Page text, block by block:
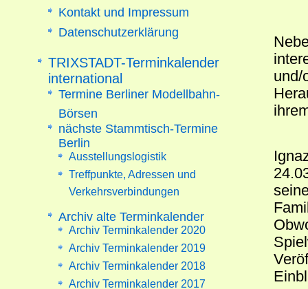
und/
Kontakt und Impressum
Datenschutzerklärung
TRIXSTADT-Terminkalender
international
Termine Berliner Modellbahn-
Börsen
nächste Stammtisch-Termine
Berlin
Ausstellungslogistik
Treffpunkte, Adressen und
Verkehrsverbindungen
Archiv alte Terminkalender
Archiv Terminkalender 2020
Archiv Terminkalender 2019
Archiv Terminkalender 2018
Archiv Terminkalender 2017